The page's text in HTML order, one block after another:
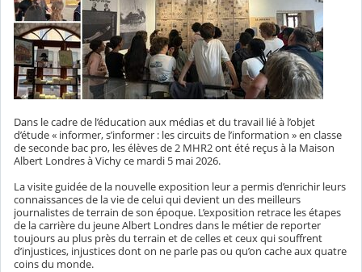
Dans le cadre de l’éducation aux médias et du travail lié à l’objet
d’étude « informer, s’informer : les circuits de l’information » en classe
de seconde bac pro, les élèves de 2 MHR2 ont été reçus à la Maison
Albert Londres à Vichy ce mardi 5 mai 2026.
La visite guidée de la nouvelle exposition leur a permis d’enrichir leurs
connaissances de la vie de celui qui devient un des meilleurs
journalistes de terrain de son époque. L’exposition retrace les étapes
de la carrière du jeune Albert Londres dans le métier de reporter
toujours au plus près du terrain et de celles et ceux qui souffrent
d’injustices, injustices dont on ne parle pas ou qu’on cache aux quatre
coins du monde.